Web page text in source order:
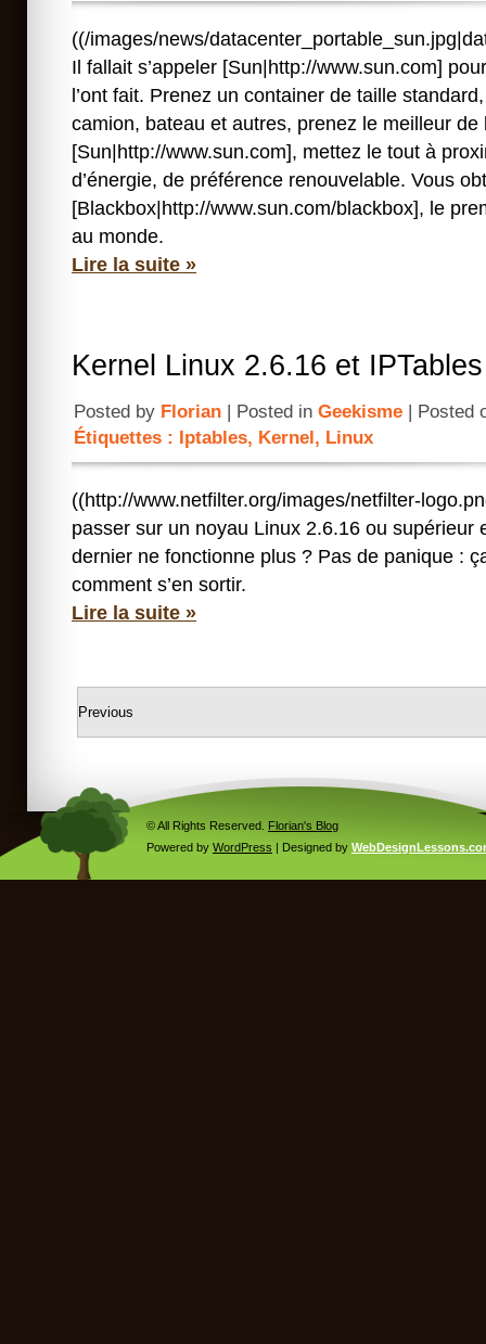
((/images/news/
Il fallait s’appeler [Sun|http://www.sun.com]
l’ont fait. Prenez un container de taille
camion, bateau et autres, prenez le meilleur de
[Sun|http://www.sun.com], mettez le tout à
d’énergie, de préférence renouvelable. Vous
[Blackbox|http://www.sun.com/blackbox], le
au monde.
Lire la suite »
Kernel Linux 2.6.16 et IPTables
Posted by Florian | Posted in Geekisme | Posted
Étiquettes : Iptables, Kernel, Linux
((http://www.netfilter.org/images/netfilter-
passer sur un noyau Linux 2.6.16 ou supérieur
dernier ne fonctionne plus ? Pas de panique :
comment s’en sortir.
Lire la suite »
Previous
© All Rights Reserved. Florian's Blog
Powered by WordPress | Designed by